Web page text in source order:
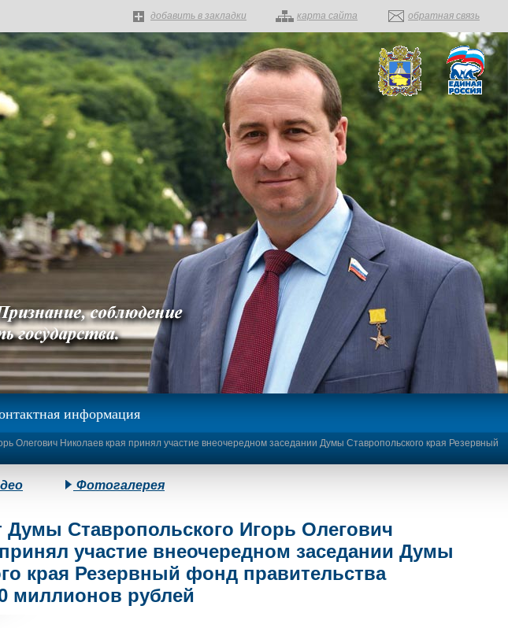
добавить в закладки карта сайта обратная связь
информация
Олегович Николаев края принял участие внеочередном заседании Думы Ставропольского края Резервный
Фотогалерея
Думы Ставропольского Игорь Олегович
участие внеочередном заседании Думы
края Резервный фонд правительства
миллионов рублей